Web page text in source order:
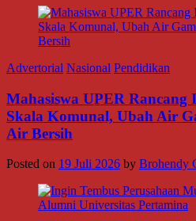
Advertorial Nasional Pendidikan
Mahasiswa UPER Rancang
Skala Komunal, Ubah Air
Air Bersih
Posted on 19 Juli 2026 by Brohendy